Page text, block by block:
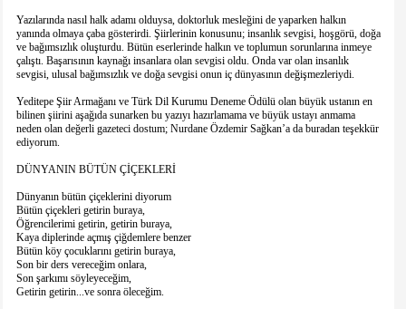
Yazılarında nasıl halk adamı olduysa, doktorluk mesleğini de yaparken halkın
yanında olmaya çaba gösterirdi. Şiirlerinin konusunu; insanlık sevgisi, hoşgörü, doğa
ve bağımsızlık oluşturdu. Bütün eserlerinde halkın ve toplumun sorunlarına inmeye
çalıştı. Başarısının kaynağı insanlara olan sevgisi oldu. Onda var olan insanlık
sevgisi, ulusal bağımsızlık ve doğa sevgisi onun iç dünyasının değişmezleriydi.
Yeditepe Şiir Armağanı ve Türk Dil Kurumu Deneme Ödülü olan büyük ustanın en
bilinen şiirini aşağıda sunarken bu yazıyı hazırlamama ve büyük ustayı anmama
neden olan değerli gazeteci dostum; Nurdane Özdemir Sağkan’a da buradan teşekkür
ediyorum.
DÜNYANIN BÜTÜN ÇİÇEKLERİ
Dünyanın bütün çiçeklerini diyorum
Bütün çiçekleri getirin buraya,
Öğrencilerimi getirin, getirin buraya,
Kaya diplerinde açmış çiğdemlere benzer
Bütün köy çocuklarını getirin buraya,
Son bir ders vereceğim onlara,
Son şarkımı söyleyeceğim,
Getirin getirin...ve sonra öleceğim.